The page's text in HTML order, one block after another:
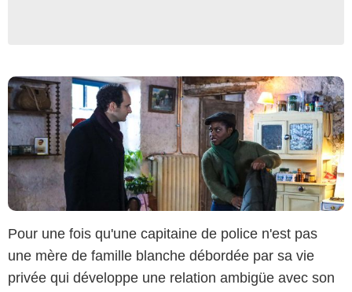
Pour une fois qu'une capitaine de police n'est pas
une mère de famille blanche débordée par sa vie
privée qui développe une relation ambigüe avec son